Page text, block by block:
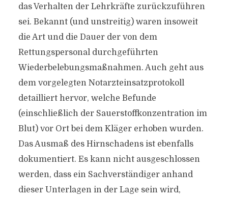
das Verhalten der Lehrkräfte zurückzuführen
sei. Bekannt (und unstreitig) waren insoweit
die Art und die Dauer der von dem
Rettungspersonal durchgeführten
Wiederbelebungsmaßnahmen. Auch geht aus
dem vorgelegten Notarzteinsatzprotokoll
detailliert hervor, welche Befunde
(einschließlich der Sauerstoffkonzentration im
Blut) vor Ort bei dem Kläger erhoben wurden.
Das Ausmaß des Hirnschadens ist ebenfalls
dokumentiert. Es kann nicht ausgeschlossen
werden, dass ein Sachverständiger anhand
dieser Unterlagen in der Lage sein wird,